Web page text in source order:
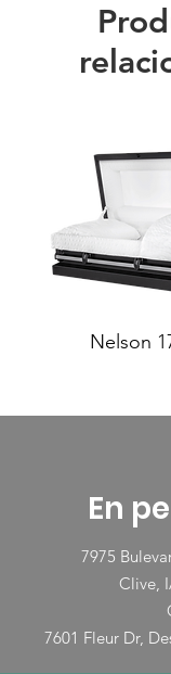
Nelson
En
7975
Clive,
7601 Fleur Dr,